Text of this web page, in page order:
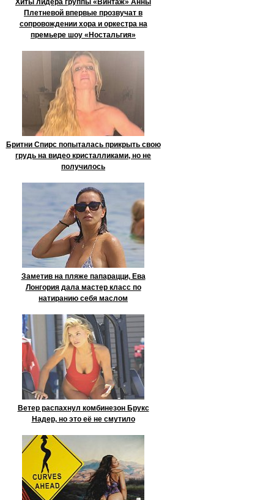
Хиты лидера группы «Винтаж» Анны
Плетневой впервые прозвучат в
сопровождении хора и оркестра на
премьере шоу «Ностальгия»
Бритни Спирс попыталась прикрыть свою
грудь на видео кристалликами, но не
получилось
Заметив на пляже папарацци, Ева
Лонгория дала мастер класс по
натиранию себя маслом
Ветер распахнул комбинезон Брукс
Надер, но это её не смутило